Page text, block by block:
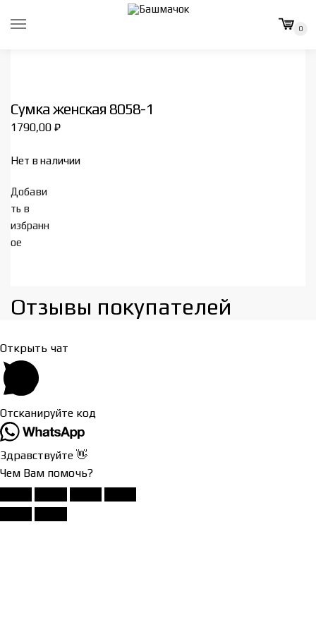
0
Сумка женская 8058-1
1790,00 ₽
Нет в наличии
Добави
ть в
избранн
ое
Отзывы покупателей​
Открыть чат
Отсканируйте код
Здравствуйте 👋
Чем Вам помочь?